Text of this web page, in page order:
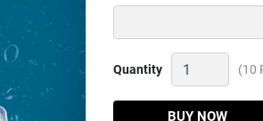
Quantity
Bom
mè,
câu
(10
BUY NOW